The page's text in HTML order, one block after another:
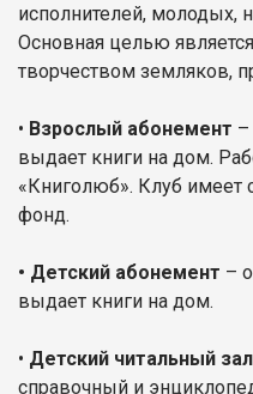
исполнителей, молодых,
Основная целью
творчеством земляков,
• Взрослый абонемент –
выдает книги на дом.
«Книголюб». Клуб
фонд.
• Детский абонемент –
выдает книги на дом.
• Детский читальный зал
справочный и